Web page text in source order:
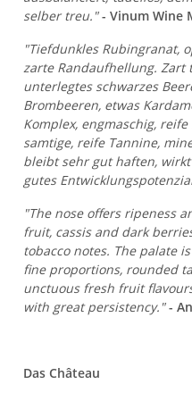
selber treu." - Vinum Wine
"Tiefdunkles Rubingranat,
zarte Randaufhellung. Zart
unterlegtes schwarzes
Brombeeren, etwas
Komplex, engmaschig,
samtige, reife Tannine,
bleibt sehr gut haften,
gutes
"The nose offers ripeness
fruit, cassis and dark
tobacco notes. The palate
fine proportions, rounded
unctuous fresh fruit
with great persistency."-
Das Château